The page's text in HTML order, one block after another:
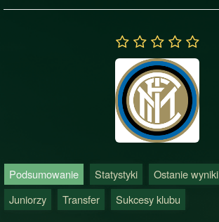
Podsumowanie Statystyki Ostanie wyniki
Juniorzy
Transfer Sukcesy klubu